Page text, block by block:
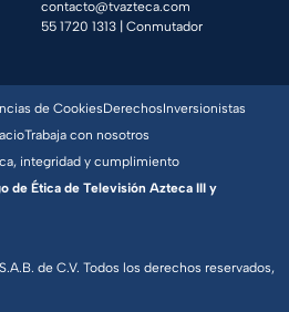
contacto@tvazteca.com
55 1720 1313 | Conmutador
de C.V. Todos los derechos reservados,
de CookiesDerechosInversionistas
Trabaja con nosotros
integridad y cumplimiento
de Ética de Televisión Azteca III y